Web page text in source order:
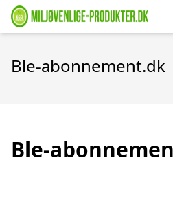
Ble-abonnement.dk
Ble-